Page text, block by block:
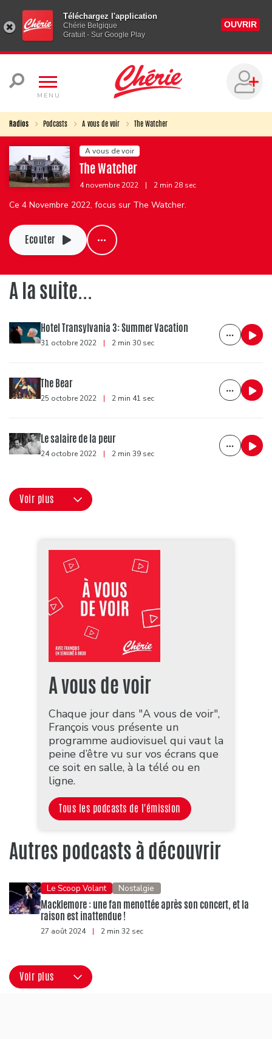
Téléchargez l'application
Chérie Belgique
Gratuit - Sur Google Play
OUVRIR
MENU
Radios Podcasts A vous de voir The Watcher
A vous de voir
The Watcher
4 novembre 2022 | 2 min 28 sec
Ce 4 Novembre 2022, focus sur The Watcher.
Ecouter
A la suite...
Hotel Transylvania 3: Summer Vacation
31 octobre 2022 | 2 min 30 sec
The Bear
25 octobre 2022 | 2 min 41 sec
Le salaire de la peur
24 octobre 2022 | 2 min 39 sec
Voir plus
A vous de voir
Chaque jour dans "A vous de voir",
François vous présente un
programme audiovisuel qui vaut la
peine d’être vu sur vos écrans que
ce soit en salle, à la télé ou en
ligne.
Tous les podcasts de l'émission
Autres podcasts à découvrir
Le Scoop Volant Nostalgie
Macklemore : une fan menottée après son concert, et la
raison est inattendue !
27 août 2024 | 2 min 32 sec
Voir plus